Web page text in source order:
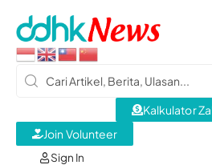
Sign In
Kalkulator
Join Volunteer